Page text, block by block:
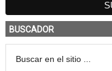
BUSCADOR